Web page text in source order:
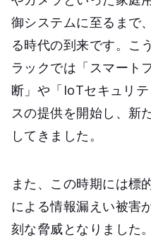
御システムに至るまで
る時代の到来です。こ
ラックでは「スマート
断」や「IoTセキュリ
スの提供を開始し、新
してきました。
また、この時期には標
による情報漏えい被害
刻な脅威となりました